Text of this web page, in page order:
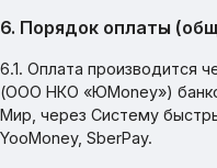
6. Порядок оплаты
6.1. Оплата производится
(ООО НКО «ЮMoney»)
Мир, через Систему
YooMoney, SberPay.